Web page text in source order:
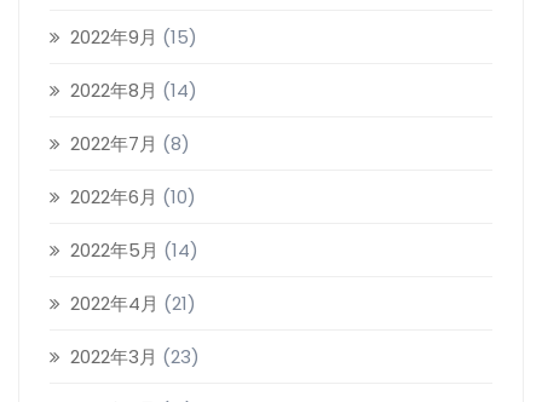
2022年9月 (15)
2022年8月 (14)
2022年7月 (8)
2022年6月 (10)
2022年5月 (14)
2022年4月 (21)
2022年3月 (23)